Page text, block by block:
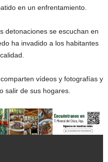
en un enfrentamiento.
detonaciones se escuchan en
ha invadido a los habitantes
vídeos y fotografías y
salir de sus hogares.